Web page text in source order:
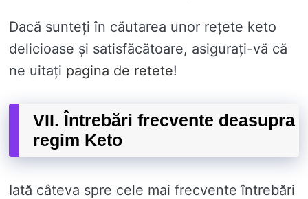
Dacă sunteți în căutarea unor rețete keto
delicioase și satisfăcătoare, asigurați-vă că
ne uitați pagina de retete!
VII. Întrebări frecvente deasupra
regim Keto
Iată câteva spre cele mai frecvente întrebări